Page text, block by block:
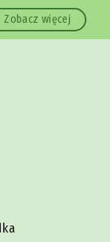
Zobacz więcej